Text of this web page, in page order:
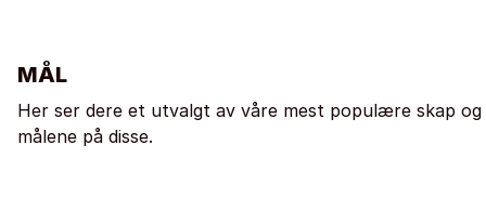
MÅL
Her ser dere et utvalgt av våre mest populære skap og
målene på disse.